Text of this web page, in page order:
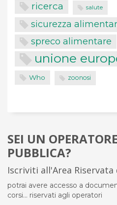
ricerca salute
sicurezza
spreco alimentare
unione
Who zoonosi
SEI UN
PUBBLICA?
Iscriviti all'Area
potrai avere accesso a
corsi... riservati agli operatori